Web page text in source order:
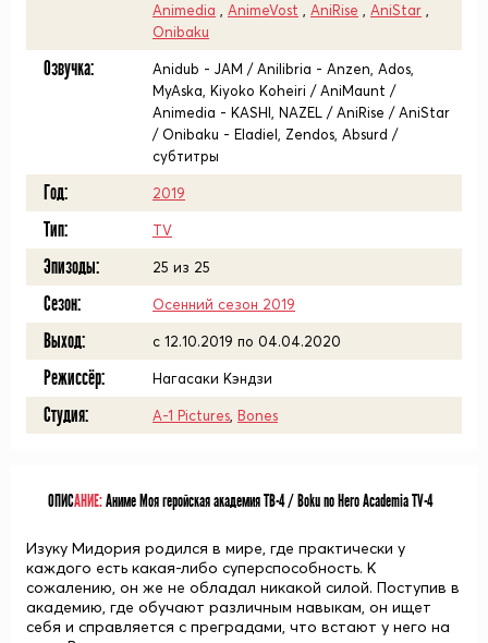
Animedia
AnimeVost AniRise AniStar
Onibaku
Озвучка:
Anidub - JAM / Anilibria - Anzen, Ados,
MyAska, Kiyoko Koheiri / AniMaunt /
Animedia - KASHI, NAZEL / AniRise / AniStar
/ Onibaku - Eladiel, Zendos, Absurd /
субтитры
Год: 2019
Тип: TV
Эпизоды: 25 из 25
Сезон: Осенний сезон 2019
Выход: c 12.10.2019 по 04.04.2020
Режиссёр: Нагасаки Кэндзи
Студия: A-1 Pictures Bones
ОПИСАНИЕ:Аниме Моя геройская академия ТВ-4 / Boku no Hero Academia TV-4
Изуку Мидория родился в мире, где практически у
каждого есть какая-либо суперспособность. К
сожалению, он же не обладал никакой силой. Поступив в
академию, где обучают различным навыкам, он ищет
себя и справляется с преградами, что встают у него на